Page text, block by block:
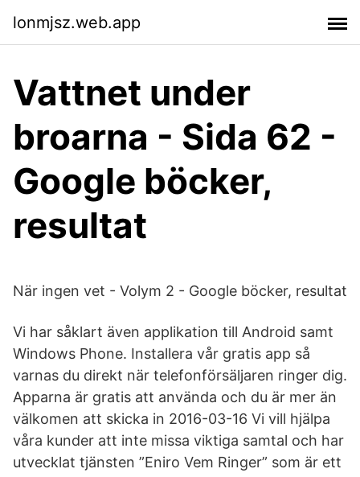
lonmjsz.web.app
Vattnet under
broarna - Sida 62 -
Google böcker,
resultat
När ingen vet - Volym 2 - Google böcker, resultat
Vi har såklart även applikation till Android samt
Windows Phone. Installera vår gratis app så
varnas du direkt när telefonförsäljaren ringer dig.
Apparna är gratis att använda och du är mer än
välkomen att skicka in 2016-03-16 Vi vill hjälpa
våra kunder att inte missa viktiga samtal och har
utvecklat tjänsten ”Eniro Vem Ringer” som är ett